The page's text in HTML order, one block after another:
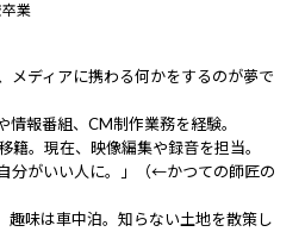
業
メディアに携わる何かをするのが夢で
報番組、CM制作業務を経験。
籍。現在、映像編集や録音を担当。
分がいい人に。」（←かつての師匠の
趣味は車中泊。知らない土地を散策し